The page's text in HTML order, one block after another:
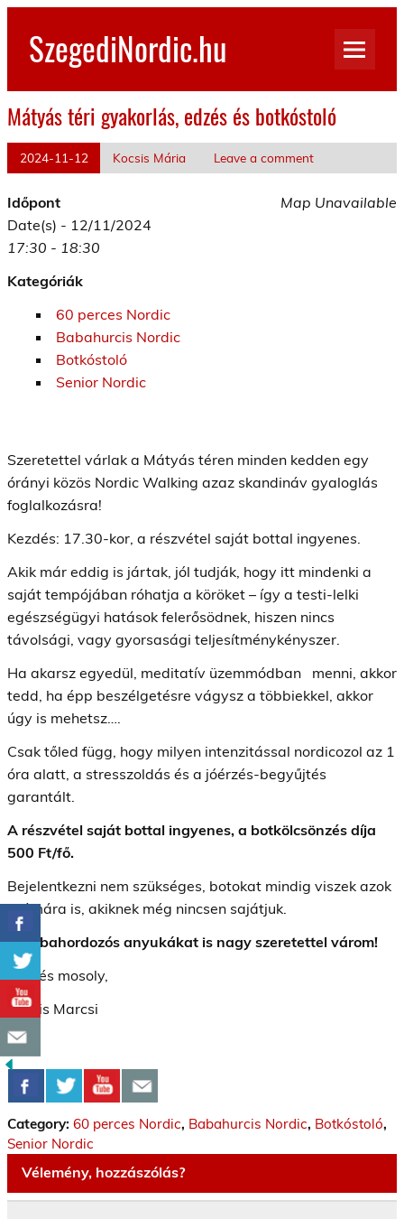
Skip
contentSzegediNordic.hu
Mátyás téri gyakorlás, edzés és botkóstoló
2024-11-12 Kocsis Mária Leave a comment
Map Unavailable
Időpont
Date(s) - 12/11/2024
17:30 - 18:30
Kategóriák
60 perces Nordic
Babahurcis Nordic
Botkóstoló
Senior Nordic
Szeretettel várlak a Mátyás téren minden kedden egy
órányi közös Nordic Walking azaz skandináv gyaloglás
foglalkozásra!
Kezdés: 17.30-kor, a részvétel saját bottal ingyenes.
Akik már eddig is jártak, jól tudják, hogy itt mindenki a
saját tempójában róhatja a köröket – így a testi-lelki
egészségügyi hatások felerősödnek, hiszen nincs
távolsági, vagy gyorsasági teljesítménykényszer.
Ha akarsz egyedül, meditatív üzemmódban menni, akkor
tedd, ha épp beszélgetésre vágysz a többiekkel, akkor
úgy is mehetsz….
Csak tőled függ, hogy milyen intenzitással nordicozol az 1
óra alatt, a stresszoldás és a jóérzés-begyűjtés
garantált.
A részvétel saját bottal ingyenes, a botkölcsönzés díja
500 Ft/fő.
Bejelentkezni nem szükséges, botokat mindig viszek azok
számára is, akiknek még nincsen sajátjuk.
A babahordozós anyukákat is nagy szeretettel várom!
Üdv és mosoly,
Kocsis Marcsi
Category: 60 perces Nordic, Babahurcis Nordic, Botkóstoló,
Senior Nordic
Vélemény, hozzászólás?